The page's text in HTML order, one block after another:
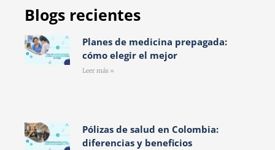
Blogs recientes
Planes de medicina prepagada:
cómo elegir el mejor
Leer más »
Pólizas de salud en Colombia:
diferencias y beneficios